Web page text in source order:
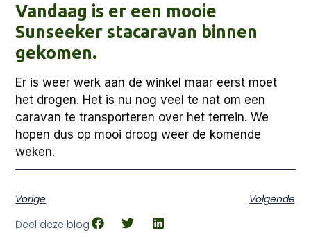
Vandaag is er een mooie
Sunseeker stacaravan binnen
gekomen.
Er is weer werk aan de winkel maar eerst moet
het drogen. Het is nu nog veel te nat om een
caravan te transporteren over het terrein. We
hopen dus op mooi droog weer de komende
weken.
Vorige
Volgende
Deel deze blog